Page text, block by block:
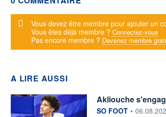
Message d'alerte
Vous devez être membre pour ajouter un
Vous êtes déjà membre ? Connectez-vous
Pas encore membre ? Devenez membre
A LIRE AUSSI
Akliouche
information fournie par
SO FOOT •